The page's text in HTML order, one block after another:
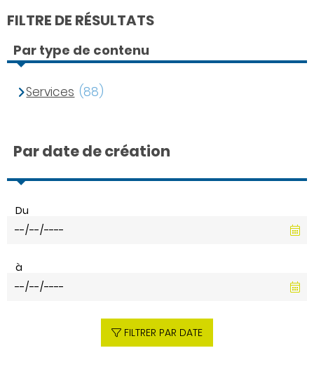
FILTRE DE RÉSULTATS
Par type de contenu
Services (88)
Par date de création
Du
à
FILTRER PAR DATE